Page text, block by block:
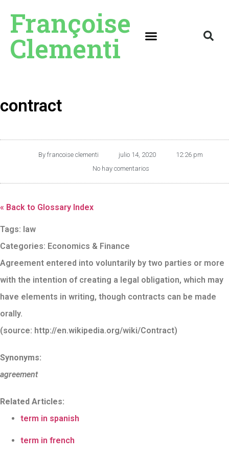
Françoise
Clementi
contract
By francoise clementi julio 14, 2020
12:26 pm
No hay comentarios
« Back to Glossary Index
Tags: law
Categories: Economics & Finance
Agreement entered into voluntarily by two parties or more
with the intention of creating a legal obligation, which may
have elements in writing, though contracts can be made
orally.
(source: http://en.wikipedia.org/wiki/Contract)
Synonyms:
agreement
Related Articles:
term in spanish
term in french